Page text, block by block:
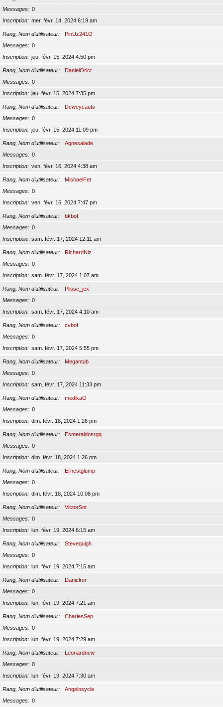
Messages
0
Inscription
mer. févr. 14, 2024 6:19 am
Rang, Nom d’utilisateur
PinUz241O
Messages
0
Inscription
jeu. févr. 15, 2024 4:50 pm
Rang, Nom d’utilisateur
DanielOrict
Messages
0
Inscription
jeu. févr. 15, 2024 7:35 pm
Rang, Nom d’utilisateur
Deweycauts
Messages
0
Inscription
jeu. févr. 15, 2024 11:09 pm
Rang, Nom d’utilisateur
Agnesalade
Messages
0
Inscription
ven. févr. 16, 2024 4:38 am
Rang, Nom d’utilisateur
MishaelFet
Messages
0
Inscription
ven. févr. 16, 2024 7:47 pm
Rang, Nom d’utilisateur
bkbof
Messages
0
Inscription
sam. févr. 17, 2024 12:11 am
Rang, Nom d’utilisateur
RichardNiz
Messages
0
Inscription
sam. févr. 17, 2024 1:07 am
Rang, Nom d’utilisateur
Plisse_jex
Messages
0
Inscription
sam. févr. 17, 2024 4:10 am
Rang, Nom d’utilisateur
cvbof
Messages
0
Inscription
sam. févr. 17, 2024 5:55 pm
Rang, Nom d’utilisateur
Megantub
Messages
0
Inscription
sam. févr. 17, 2024 11:33 pm
Rang, Nom d’utilisateur
medikaO
Messages
0
Inscription
dim. févr. 18, 2024 1:26 pm
Rang, Nom d’utilisateur
Esmeraldosrgq
Messages
0
Inscription
dim. févr. 18, 2024 1:26 pm
Rang, Nom d’utilisateur
Ernestglump
Messages
0
Inscription
dim. févr. 18, 2024 10:08 pm
Rang, Nom d’utilisateur
VictorSot
Messages
0
Inscription
lun. févr. 19, 2024 6:15 am
Rang, Nom d’utilisateur
Stevequigh
Messages
0
Inscription
lun. févr. 19, 2024 7:15 am
Rang, Nom d’utilisateur
Danielrer
Messages
0
Inscription
lun. févr. 19, 2024 7:21 am
Rang, Nom d’utilisateur
CharlesSep
Messages
0
Inscription
lun. févr. 19, 2024 7:29 am
Rang, Nom d’utilisateur
Leonardnew
Messages
0
Inscription
lun. févr. 19, 2024 7:30 am
Rang, Nom d’utilisateur
Angelosycle
Messages
0